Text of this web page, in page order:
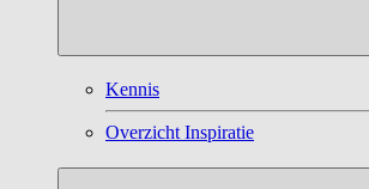
Kennis
Overzicht Inspiratie